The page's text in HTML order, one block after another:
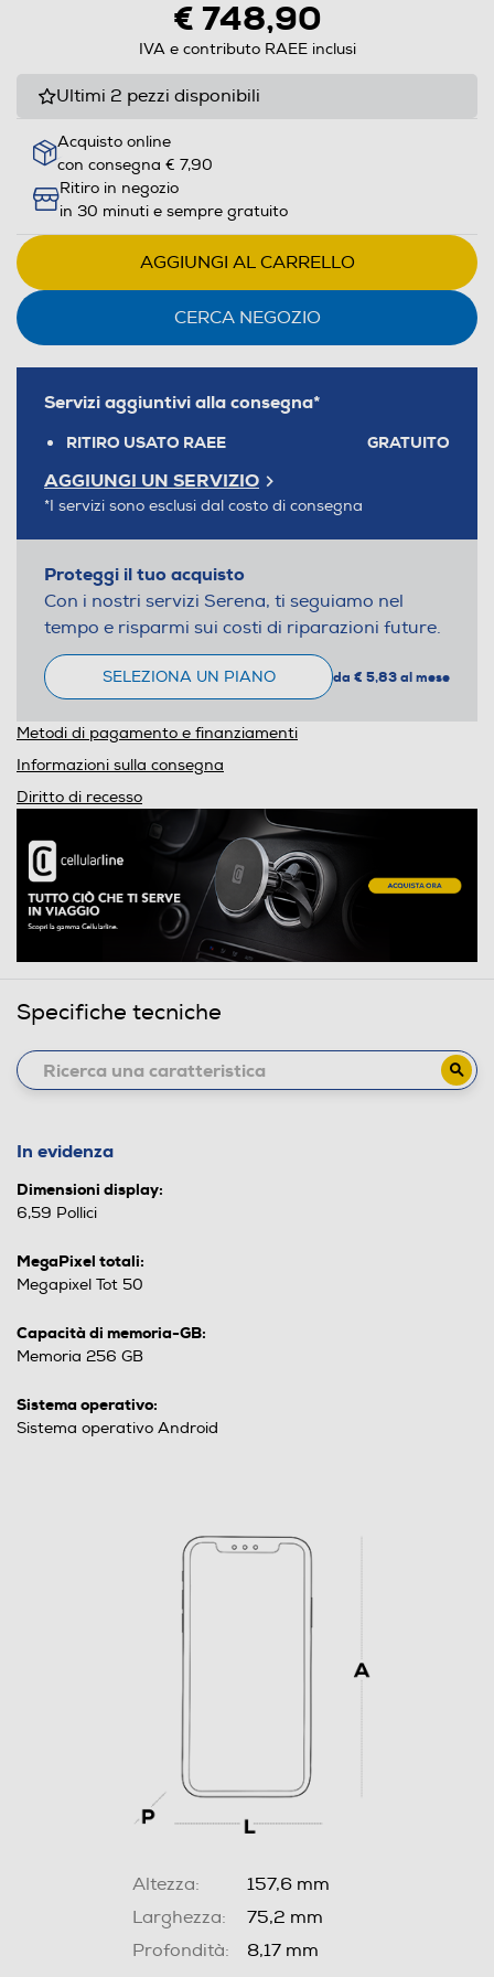
€ 748,90
IVA e contributo RAEE inclusi
Ultimi 2 pezzi disponibili
Acquisto online
con consegna € 7,90
Ritiro in negozio
in 30 minuti e sempre gratuito
AGGIUNGI AL CARRELLO
CERCA NEGOZIO
Servizi aggiuntivi alla consegna*
RITIRO USATO RAEE GRATUITO
AGGIUNGI UN SERVIZIO
*I servizi sono esclusi dal costo di consegna
Proteggi il tuo acquisto
Con i nostri servizi Serena, ti seguiamo nel
tempo e risparmi sui costi di riparazioni future.
SELEZIONA UN PIANO da € 5,83 al mese
Metodi di pagamento e finanziamenti
Informazioni sulla consegna
Diritto di recesso
Specifiche tecniche
In evidenza
Dimensioni display:
6,59 Pollici
MegaPixel totali:
Megapixel Tot 50
Capacità di memoria-GB:
Memoria 256 GB
Sistema operativo:
Sistema operativo Android
Altezza:
157,6 mm
Larghezza:
75,2 mm
Profondità:
8,17 mm